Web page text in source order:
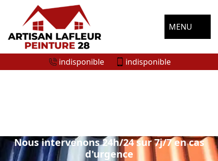
MENU
indisponible indisponible
Nous intervenons 24h/24 sur 7j/7 en cas
d'urgence